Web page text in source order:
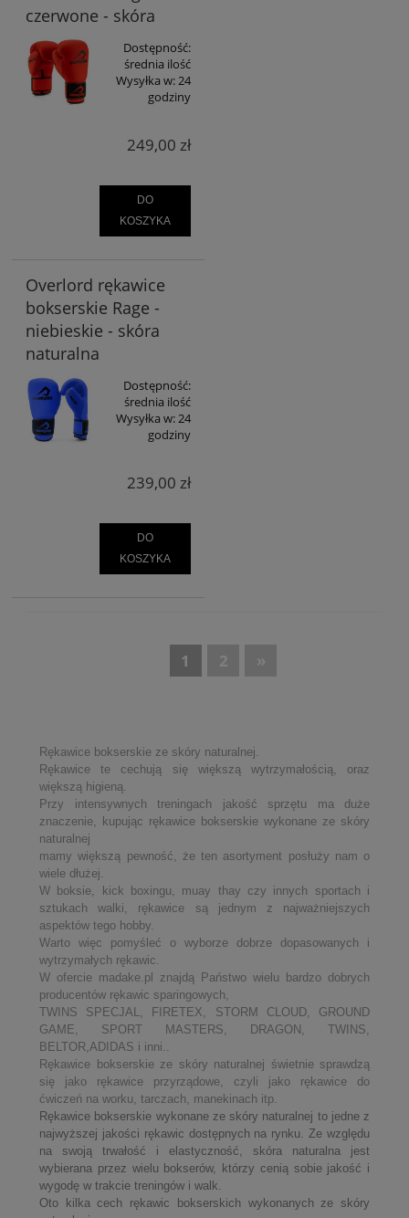
czerwone - skóra
Dostępność:
średnia ilość
Wysyłka w:24
godziny
249,00 zł
DO
KOSZYKA
Overlord rękawice
bokserskie Rage -
niebieskie - skóra
naturalna
Dostępność:
średnia ilość
Wysyłka w:24
godziny
239,00 zł
DO
KOSZYKA
1 2 »
Rękawice bokserskie ze skóry naturalnej.
Rękawice te cechują się większą wytrzymałością, oraz
większą higieną.
Przy intensywnych treningach jakość sprzętu ma duże
znaczenie, kupując rękawice bokserskie wykonane ze skóry
naturalnej
mamy większą pewność, że ten asortyment posłuży nam o
wiele dłużej.
W boksie, kick boxingu, muay thay czy innych sportach i
sztukach walki, rękawice są jednym z najważniejszych
aspektów tego hobby.
Warto więc pomyśleć o wyborze dobrze dopasowanych i
wytrzymałych rękawic.
W ofercie madake.pl znajdą Państwo wielu bardzo dobrych
producentów rękawic sparingowych,
TWINS SPECJAL, FIRETEX, STORM CLOUD, GROUND
GAME, SPORT MASTERS, DRAGON, TWINS,
BELTOR,ADIDAS i inni..
Rękawice bokserskie ze skóry naturalnej świetnie sprawdzą
się jako rękawice przyrządowe, czyli jako rękawice do
ćwiczeń na worku, tarczach, manekinach itp.
Rękawice bokserskie wykonane ze skóry naturalnej to jedne z
najwyższej jakości rękawic dostępnych na rynku. Ze względu
na swoją trwałość i elastyczność, skóra naturalna jest
wybierana przez wielu bokserów, którzy cenią sobie jakość i
wygodę w trakcie treningów i walk.
Oto kilka cech rękawic bokserskich wykonanych ze skóry